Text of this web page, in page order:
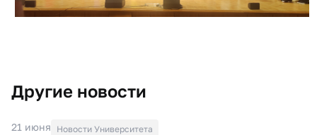
Другие новости
21 июня Новости Университета